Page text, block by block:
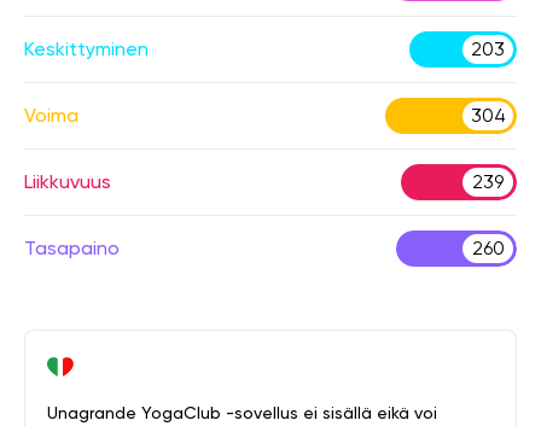
Keskittyminen 203
Voima 304
Liikkuvuus 239
Tasapaino 260
Unagrande YogaClub -sovellus ei sisällä eikä voi